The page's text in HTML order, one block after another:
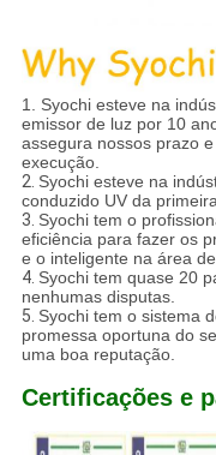
1. Syochi esteve na
emissor de luz por 10
assegura nossos prazo
execução.
2. Syochi esteve na
conduzido UV da
3. Syochi tem o
eficiência para fazer os
e o inteligente na área
4. Syochi tem quase 20
nenhumas disputas.
5. Syochi tem o sistema
promessa oportuna do
uma boa reputação.
Certificações e